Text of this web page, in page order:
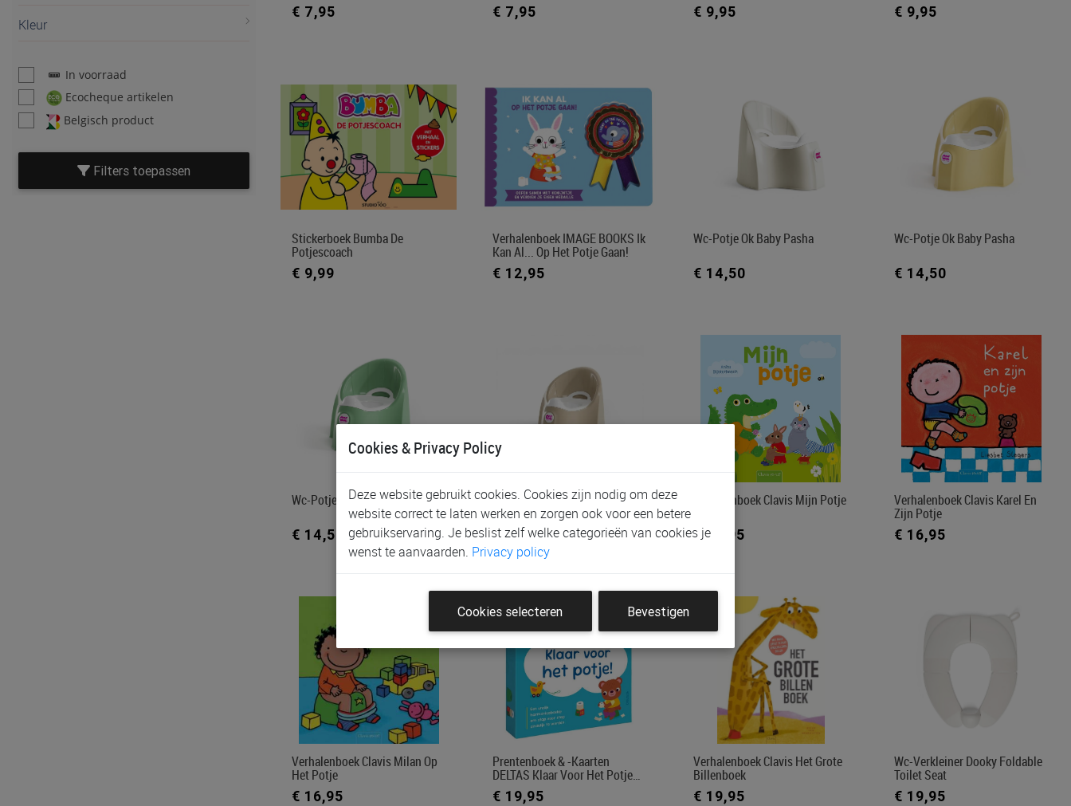
Kleur
In voorraad
Ecocheque artikelen
Belgisch product
Filters toepassen
€ 7,95 € 7,95 € 9,95 € 9,95
Stickerboek Bumba De
Potjescoach
€ 9,99
Verhalenboek IMAGE BOOKS Ik
Kan Al... Op Het Potje Gaan!
€ 12,95
Wc-Potje Ok Baby Pasha
€ 14,50
Wc-Potje Ok Baby Pasha
€ 14,50
Wc-Potje Ok Baby Pasha
€ 14,50
Wc-Potje Ok Baby Pasha
€ 14,50
Verhalenboek Clavis Mijn Potje
€ 15,95
Verhalenboek Clavis Karel En
Zijn Potje
€ 16,95
Verhalenboek Clavis Milan Op
Het Potje
€ 16,95
Prentenboek & -kaarten
DELTAS Klaar Voor Het Potje…
€ 19,95
Verhalenboek Clavis Het Grote
Billenboek
€ 19,95
Wc-Verkleiner Dooky Foldable
Toilet Seat
€ 19,95
Cookies & Privacy Policy
Deze website gebruikt cookies. Cookies zijn nodig om deze
website correct te laten werken en zorgen ook voor een betere
gebruikservaring. Je beslist zelf welke categorieën van cookies je
wenst te aanvaarden. Privacy policy
Cookies selecteren Bevestigen